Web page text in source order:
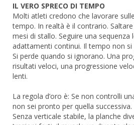
IL VERO SPRECO DI TEMPO
Molti atleti credono che lavorare
tempo. In realtà è il contrario.
mesi di stallo. Seguire una sequenza
adattamenti continui. Il tempo non si
Si perde quando si ignorano. Una
risultati veloci, una progressione
lenti.
La regola d’oro è: Se non controlli
non sei pronto per quella successiva.
Senza verticale stabile, la planche